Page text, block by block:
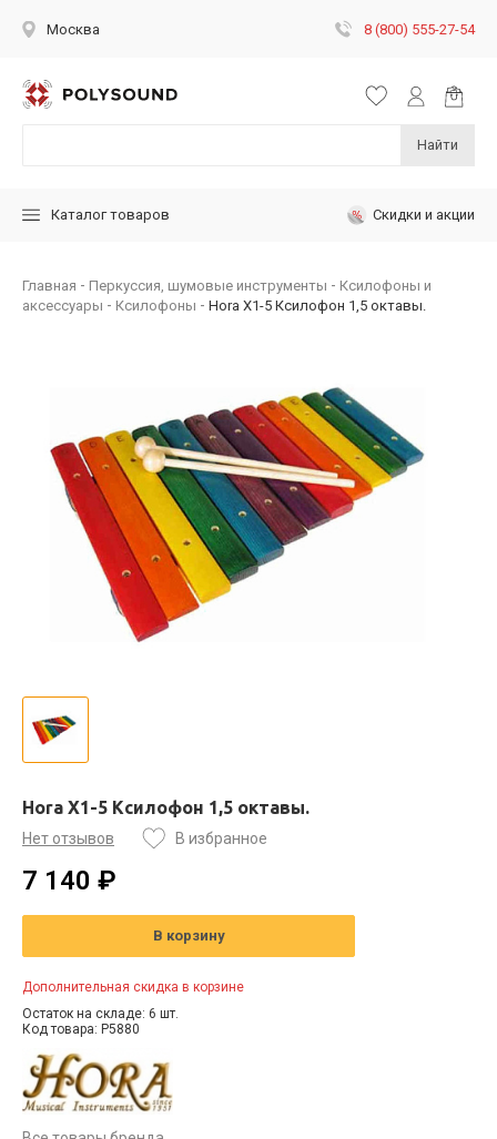
Москва 8 (800) 555-27-54
Найти
Каталог товаров Скидки и акции
Главная Перкуссия, шумовые инструменты
Ксилофоны и
аксессуары
Ксилофоны Hora X1-5 Ксилофон 1,5 октавы.
Hora X1-5 Ксилофон 1,5 октавы.
Нет отзывов В избранное
7 140 ₽
В корзину
Дополнительная скидка в корзине
Остаток на складе: 6 шт.
Код товара: P5880